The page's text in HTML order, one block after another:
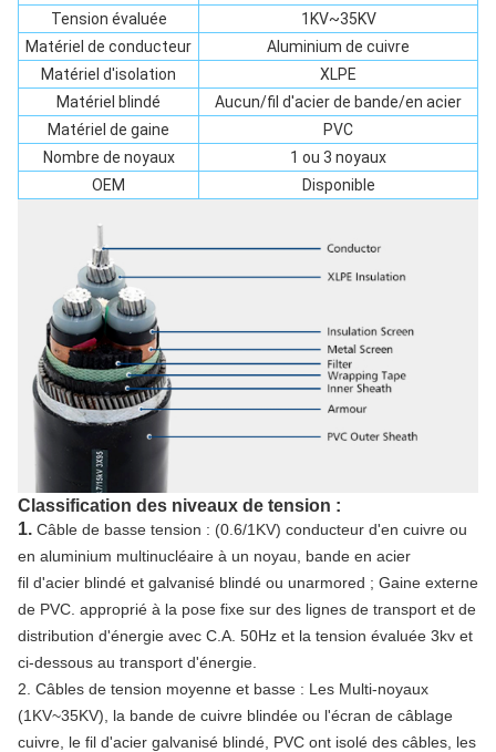
Tension évaluée
1KV~35KV
Matériel de conducteur
Aluminium de cuivre
Matériel d'isolation
XLPE
Matériel blindé
Aucun/fil d'acier de bande/en acier
Matériel de gaine
PVC
Nombre de noyaux
1 ou 3 noyaux
OEM
Disponible
Classification des niveaux de tension :
1. Câble de basse tension : (0.6/1KV) conducteur d'en cuivre ou
en aluminium multinucléaire à un noyau, bande en acier
fil d'acier blindé et galvanisé blindé ou unarmored ; Gaine externe
de PVC. approprié à la pose fixe sur des lignes de transport et de
distribution d'énergie avec C.A. 50Hz et la tension évaluée 3kv et
ci-dessous au transport d'énergie.
2. Câbles de tension moyenne et basse : Les Multi-noyaux
(1KV~35KV), la bande de cuivre blindée ou l'écran de câblage
cuivre, le fil d'acier galvanisé blindé, PVC ont isolé des câbles, les